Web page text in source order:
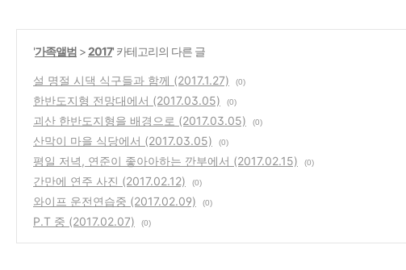
'가족앨범 >2017' 카테고리의 다른 글
설 명절 시댁 식구들과 함께 (2017.1.27) (0)
한반도지형 전망대에서 (2017.03.05) (0)
괴산 한반도지형을 배경으로 (2017.03.05) (0)
산막이 마을 식당에서 (2017.03.05) (0)
평일 저녁, 연준이 좋아아하는 깐부에서 (2017.02.15) (0)
간만에 연주 사진 (2017.02.12) (0)
와이프 운전연습중 (2017.02.09) (0)
P.T 중 (2017.02.07) (0)